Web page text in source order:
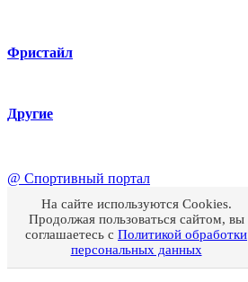
Фристайл
Другие
@ Спортивный портал
На сайте используются Cookies.
Продолжая пользоваться сайтом, вы
соглашаетесь с Политикой обработки
персональных данных